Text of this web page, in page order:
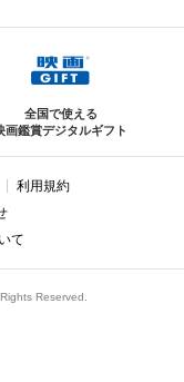
全国で使える
画鑑賞デジタルギフト
利用規約
て
Reserved.